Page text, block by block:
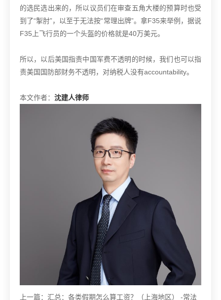
的选民选出来的，所以议员们在审查五角大楼的预算时也受
到了“掣肘”，以至于无法按“常理出牌”。拿F35来举例，据说
F35上飞行员的一个头盔的价格就是40万美元。
所以，以后美国指责中国军费不透明的时候，我们也可以指
责美国国防部财务不透明，对纳税人没有accountability。
本文作者： 沈建人律师
上一篇： 汇总：各类假期怎么算工资？（上海地区） -常法